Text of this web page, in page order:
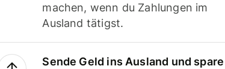
machen, wenn du Zahlungen im
Ausland tätigst.
Sende Geld ins Ausland und spare